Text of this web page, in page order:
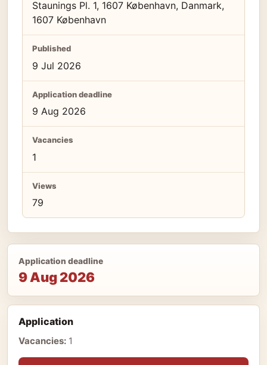
Staunings Pl. 1, 1607 København, Danmark,
1607 København
Published
9 Jul 2026
Application deadline
9 Aug 2026
Vacancies
1
Views
79
Application deadline
9 Aug 2026
Application
Vacancies: 1